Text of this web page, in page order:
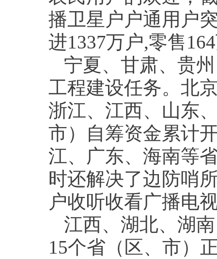
播卫星户户通用户
进1337万户,零售
宁夏、甘肃、贵
工程建设任务。北
浙江、江西、山东
市）自筹资金累计
江、广东、海南等
时还解决了边防哨
户收听收看广播电
江西、湖北、湖
15个省（区、市）